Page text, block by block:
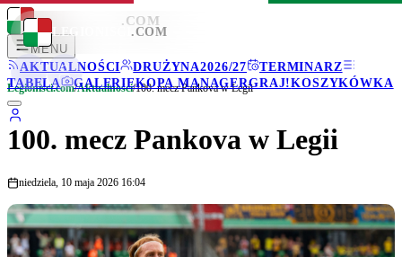
LEGIONISCI .COM
MENU
AKTUALNOŚCI
DRUŻYNA2026/27
TERMINARZ
TABELA
GALERIEKOPA MANAGERGRAJ!KOSZYKÓWKA
LEGIONISCI .COM
Legionisci.com/Aktualności/100. mecz Pankova w Legii
100. mecz Pankova w Legii
niedziela, 10 maja 2026 16:04